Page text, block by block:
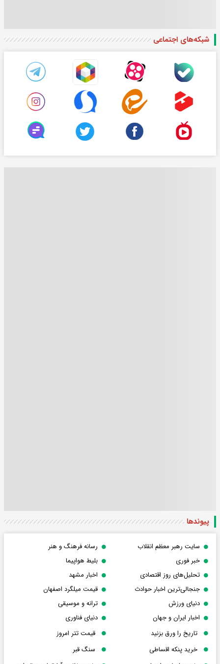
شبکه‌های اجتماعی
پیوندها
سایت رهبر معظم انقلاب
رسانه فرهنگ و هنر
خبر فوری
بلیط هواپیما
تحلیل‌های روز اقتصادی
اخبار مشهد
جنجالی‌ترین اخبار حوادث
قیمت میلگرد اصفهان
دنیای ورزش
ترانه و موسیقی
اخبار ایران و جهان
دنیای فناوری
تاریخ را ورق بزنید
قیمت تتر امروز
خرید پنکه اقساطی
سنگ قبر